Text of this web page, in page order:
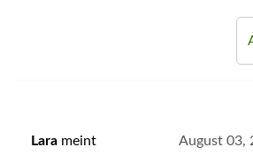
Lara meint August 03,